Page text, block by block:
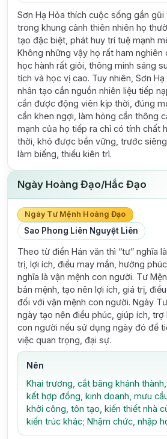
Sơn Hạ Hỏa thích cuộc sống gần gũi
trong khung cảnh thiên nhiên họ
tạo đặc biệt, phát huy trí tuệ mạnh
Không những vậy họ rất ham nghiên
học hành rất giỏi, thông minh sáng
tích và học vị cao. Tuy nhiên, Sơn
nhân tạo cần nguồn nhiên liệu tiếp
cần được động viên kịp thời, đúng
cần khen ngợi, làm hỏng cần thông
mạnh của họ tiếp ra chỉ có tính chất
thời, khó được bền vững, trước siêng
làm biếng, thiếu kiên trì.
Ngày Hoàng Đạo/Hắc Đạo
Ngày Tư Mệnh Hoàng Đạo
Sao Phong Liên Nguyệt Liên
Theo từ điển Hán văn thì “tư” nghĩa
trị, lợi ích, điều may mắn, hưởng
nghĩa là vận mệnh con người. Tư
bản mệnh, tạo nên lợi ích, giá trị,
đối với vận mệnh con người. Ngày
ngày tạo nên điều phúc, giúp ích,
con người nếu sử dụng ngày đó để
việc quan trọng, đại sự.
Nên
Khai trương, cắt băng khánh
kết hợp đồng, kinh doanh, mưu
khởi công, tôn tạo, kiến thiết nhà
kiến trúc khác; Nhậm chức, nhập